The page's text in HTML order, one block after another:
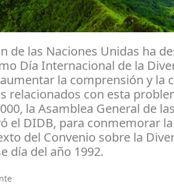
de las Naciones Unidas ha
Día Internacional de la
la comprensión y la
relacionados con esta
la Asamblea General de
el DIDB, para conmemorar
del Convenio sobre la
día del año 1992.